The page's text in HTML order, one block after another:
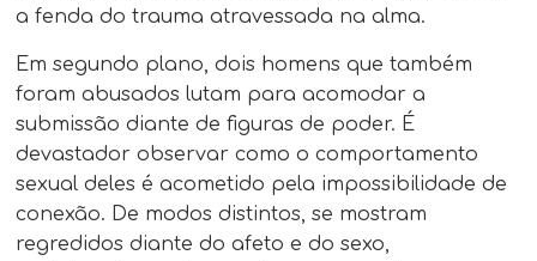
a fenda do trauma atravessada na alma.
Em segundo plano, dois homens que também
foram abusados lutam para acomodar a
submissão diante de figuras de poder. É
devastador observar como o comportamento
sexual deles é acometido pela impossibilidade de
conexão. De modos distintos, se mostram
regredidos diante do afeto e do sexo,